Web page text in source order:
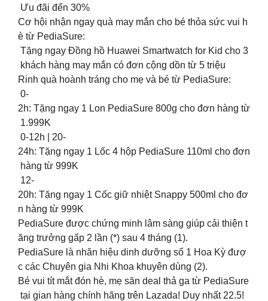
Ưu đãi đến 30%
Cơ hội nhận ngay quà may mắn cho bé thỏa sức vui h
è từ PediaSure:
Tặng ngay Đồng hồ Huawei Smartwatch for Kid cho 3
khách hàng may mắn có đơn cộng dồn từ 5 triệu
Rinh quà hoành tráng cho mẹ và bé từ PediaSure:
0-
2h: Tặng ngay 1 Lon PediaSure 800g cho đơn hàng từ
1.999K
0-12h | 20-
24h: Tặng ngay 1 Lốc 4 hộp PediaSure 110ml cho đơn
hàng từ 999K
12-
20h: Tặng ngay 1 Cốc giữ nhiệt Snappy 500ml cho đơ
n hàng từ 999K
PediaSure được chứng minh lâm sàng giúp cải thiện t
ăng trưởng gấp 2 lần (*) sau 4 tháng (1).
PediaSure là nhãn hiệu dinh dưỡng số 1 Hoa Kỳ đượ
c các Chuyên gia Nhi Khoa khuyên dùng (2).
Bé vui tít mắt đón hè, mẹ săn deal thả ga từ PediaSure
tại gian hàng chính hãng trên Lazada! Duy nhất 22.5!